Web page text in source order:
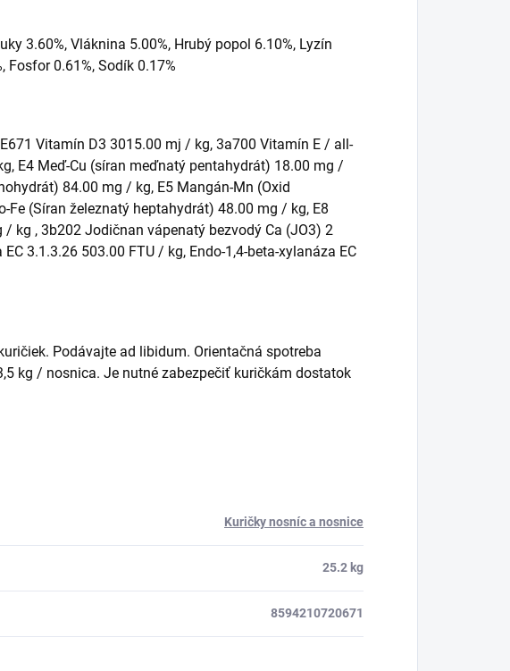
3.60%, Vláknina 5.00%, Hrubý popol 6.10%, Lyzín
Fosfor 0.61%, Sodík 0.17%
Vitamín D3 3015.00 mj / kg, 3a700 Vitamín E / all-
E4 Meď-Cu (síran meďnatý pentahydrát) 18.00 mg /
84.00 mg / kg, E5 Mangán-Mn (Oxid
Fe (Síran železnatý heptahydrát) 48.00 mg / kg, E8
kg , 3b202 Jodičnan vápenatý bezvodý Ca (JO3) 2
3.1.3.26 503.00 FTU / kg, Endo-1,4-beta-xylanáza EC
Podávajte ad libidum. Orientačná spotreba
kg / nosnica. Je nutné zabezpečiť kuričkám dostatok
Kuričky nosníc a nosnice
25.2 kg
8594210720671